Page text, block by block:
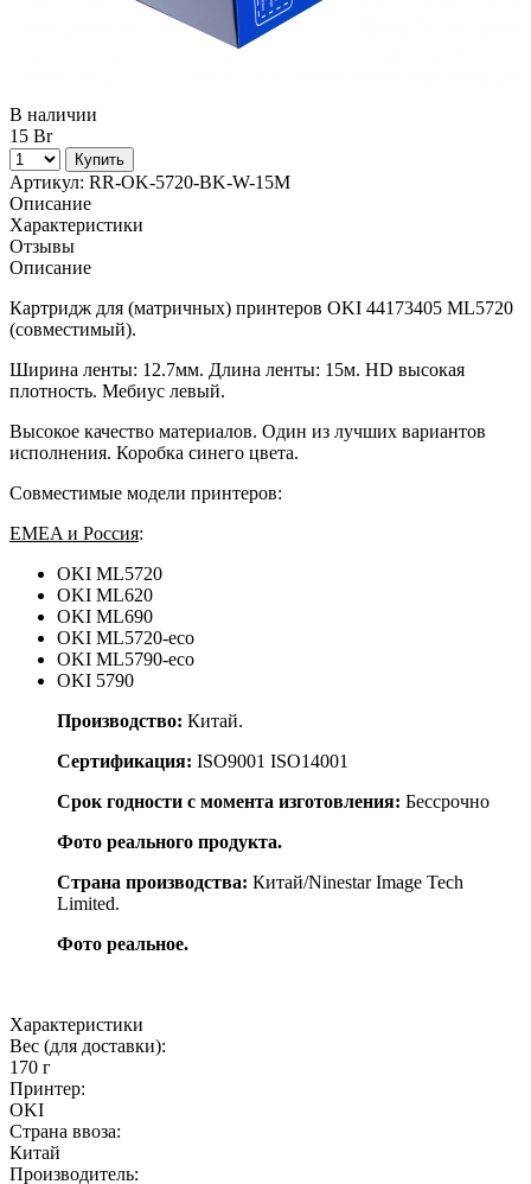
В наличии
15 Br
Купить
Артикул: RR-OK-5720-BK-W-15M
Описание
Характеристики
Отзывы
Описание
Картридж для (матричных) принтеров OKI 44173405 ML5720
(совместимый).
Ширина ленты: 12.7мм. Длина ленты: 15м. HD высокая
плотность. Мебиус левый.
Высокое качество материалов. Один из лучших вариантов
исполнения. Коробка синего цвета.
Совместимые модели принтеров:
EMEA и Россия:
OKI ML5720
OKI ML620
OKI ML690
OKI ML5720-eco
OKI ML5790-eco
OKI 5790
Производство: Китай.
Сертификация: ISO9001 ISO14001
Срок годности с момента изготовления: Бессрочно
Фото реального продукта.
Страна производства: Китай/Ninestar Image Tech
Limited.
Фото реальное.
Характеристики
Вес (для доставки):
170 г
Принтер:
OKI
Страна ввоза:
Китай
Производитель: